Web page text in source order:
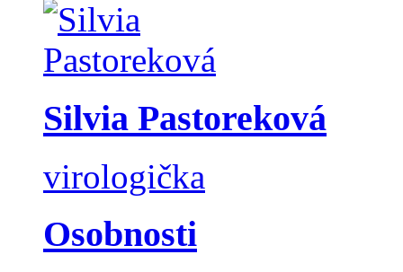
Silvia Pastoreková
virologička
Osobnosti